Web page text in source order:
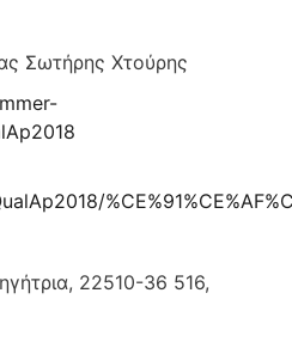
Σωτήρης Χτούρης
22510-36 516,